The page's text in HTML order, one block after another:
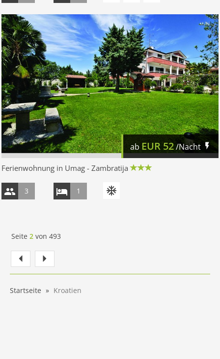
ab EUR 52/Nacht
Ferienwohnung in Umag - Zambratija
3 1
Seite 2 von 493
Startseite Kroatien